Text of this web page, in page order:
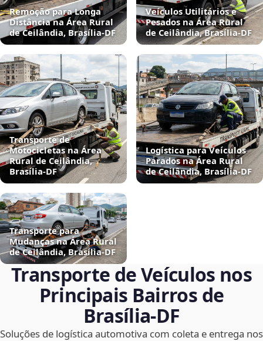
Remoção para Longa
Distância na Área Rural
de Ceilândia, Brasília‑DF
Veículos Utilitários e
Pesados na Área Rural
de Ceilândia, Brasília‑DF
Transporte de
Motocicletas na Área
Rural de Ceilândia,
Brasília‑DF
Logística para Veículos
Parados na Área Rural
de Ceilândia, Brasília‑DF
Transporte para
Mudanças na Área Rural
de Ceilândia, Brasília‑DF
Transporte de Veículos nos
Principais Bairros de
Brasília‑DF
Soluções de logística automotiva com coleta e entrega nos